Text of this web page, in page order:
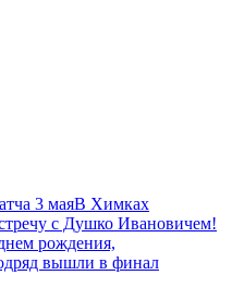
3 маяВ Химках
с Душко Ивановичем!
рождения,
вышли в финал